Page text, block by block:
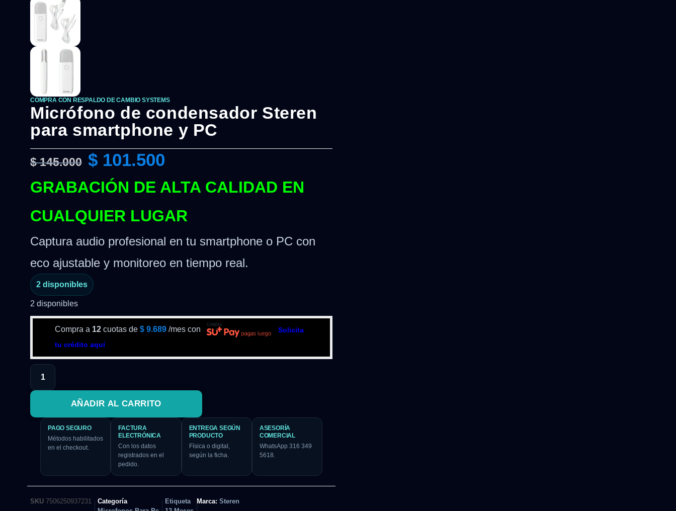
COMPRA CON RESPALDO DE CAMBIO SYSTEMS
Micrófono de condensador Steren
para smartphone y PC
$145.000 $ 101.500
GRABACIÓN DE ALTA CALIDAD EN
CUALQUIER LUGAR
Captura audio profesional en tu smartphone o PC con
eco ajustable y monitoreo en tiempo real.
2 disponibles
2 disponibles
Compra a 12cuotas de $9.689 /mes con
Solicita
tu crédito aquí
AÑADIR AL CARRITO
PAGO SEGURO
Métodos habilitados
en el checkout.
FACTURA
ELECTRÓNICA
Con los datos
registrados en el
pedido.
ENTREGA SEGÚN
PRODUCTO
Física o digital,
según la ficha.
ASESORÍA
COMERCIAL
WhatsApp 316 349
5618.
SKU 7506250937231
Categoría
Etiqueta
Marca: Steren